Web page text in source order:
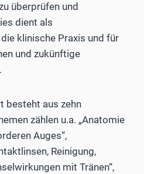
überprüfen und
dient als
klinische Praxis und für
und zukünftige
besteht aus zehn
zählen u.a. „Anatomie
Auges“,
Reinigung,
mit Tränen“,